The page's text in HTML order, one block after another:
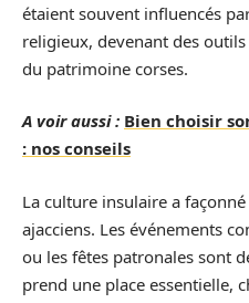
étaient souvent influencés
religieux, devenant des outils
du patrimoine corses.
A voir aussi : Bien choisir
: nos conseils
La culture insulaire a
ajacciens. Les événements
ou les fêtes patronales sont
prend une place essentielle,